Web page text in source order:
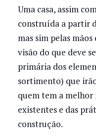
Uma casa, assim
construída a partir
mas sim pelas
visão do que deve
primária dos
sortimento) que
quem tem a melhor
existentes e das
construção.